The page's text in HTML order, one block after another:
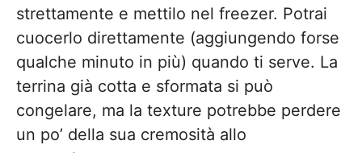
strettamente e mettilo nel freezer. Potrai
cuocerlo direttamente (aggiungendo forse
qualche minuto in più) quando ti serve. La
terrina già cotta e sformata si può
congelare, ma la texture potrebbe perdere
un po’ della sua cremosità allo